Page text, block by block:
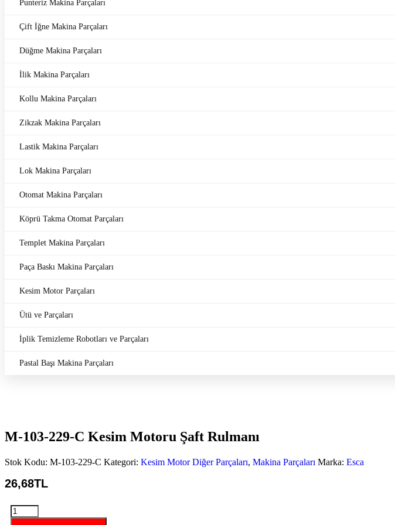
Punteriz Makina Parçaları
Çift İğne Makina Parçaları
Düğme Makina Parçaları
İlik Makina Parçaları
Kollu Makina Parçaları
Zikzak Makina Parçaları
Lastik Makina Parçaları
Lok Makina Parçaları
Otomat Makina Parçaları
Köprü Takma Otomat Parçaları
Templet Makina Parçaları
Paça Baskı Makina Parçaları
Kesim Motor Parçaları
Ütü ve Parçaları
İplik Temizleme Robotları ve Parçaları
Pastal Başı Makina Parçaları
M-103-229-C Kesim Motoru Şaft Rulmanı
Stok Kodu: M-103-229-C Kategori: Kesim Motor Diğer Parçaları, Makina Parçaları Marka: Esca
26,68TL